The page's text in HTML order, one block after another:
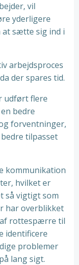
vil
yderligere
at sætte sig ind i
arbejdsproces
der spares tid.
udført flere
bedre
forventninger,
tilpasset
kommunikation
hvilket er
så vigtigt som
har overblikket
rottespærre til
identificere
problemer
lang sigt.